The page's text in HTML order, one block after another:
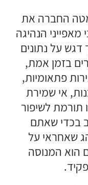
החברה את
הנהיגה
על נתונים
בזמן אמת,
פתאומיות,
אי שמירת
תורמת לשיפור
בכדי שאתם
שאחראי על
הוא המנוסה